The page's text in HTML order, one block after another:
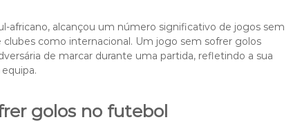
alcançou um número significativo de jogos sem
como internacional. Um jogo sem sofrer golos
de marcar durante uma partida, refletindo a sua
golos no futebol